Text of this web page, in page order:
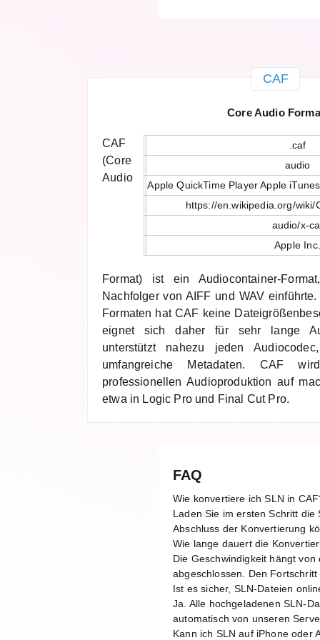
CAF
Core Audio
.caf
audio
Apple QuickTime Player Apple
https://en.wikipedia.org/wiki/
audio/x-
Apple Inc.
CAF
(Core
Audio
Format) ist ein Audiocontainer-
Nachfolger von AIFF und WAV
Formaten hat CAF keine
eignet sich daher für sehr lange
unterstützt nahezu jeden
umfangreiche Metadaten. CAF
professionellen Audioproduktion auf
etwa in Logic Pro und Final Cut Pro.
FAQ
Wie konvertiere ich SLN in
Laden Sie im ersten Schritt
Abschluss der Konvertierung
Wie lange dauert die
Die Geschwindigkeit hängt
abgeschlossen. Den
Ist es sicher, SLN-Dateien
Ja. Alle hochgeladenen SLN-
automatisch von unseren
Kann ich SLN auf iPhone oder